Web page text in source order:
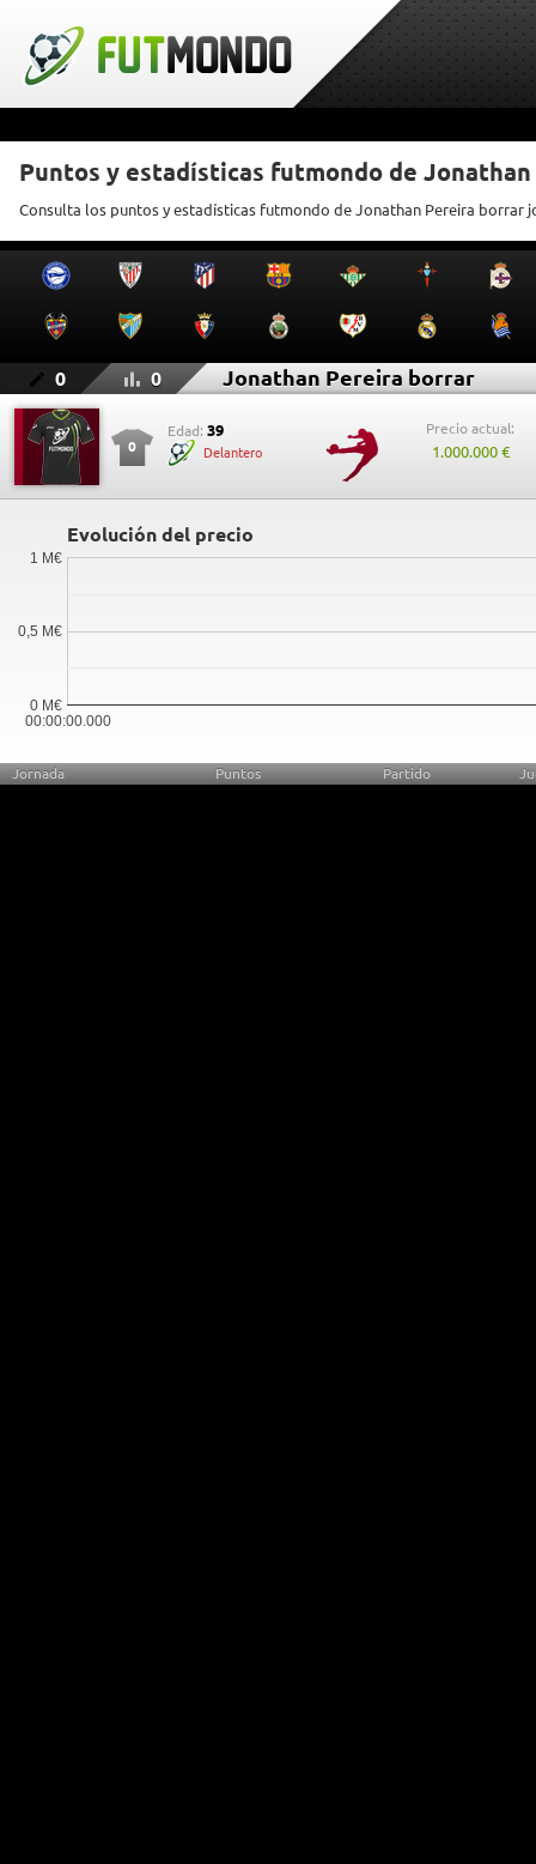
Puntos y estadísticas futmondo de
Consulta los puntos y estadísticas futmondo de Jonathan Pereira borrar
0 0 Jonathan Pereira borrar
0
Edad: 39
Delantero
Precio actual:
1.000.000 €
Evolución del precio
00:00:00.000
0 M€
0,5 M€
1 M€
Jornada Puntos Partido